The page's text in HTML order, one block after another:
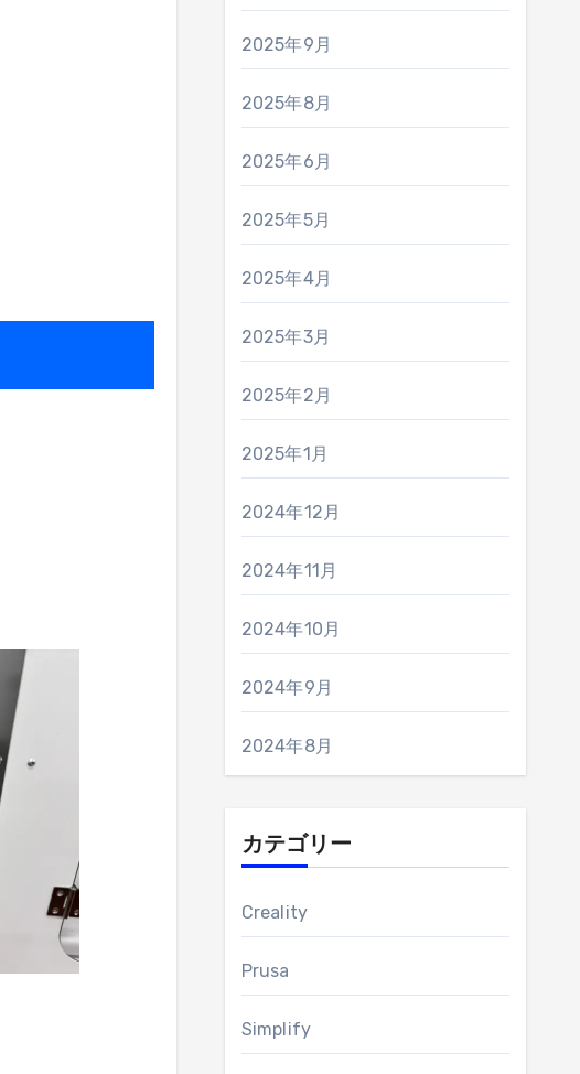
2025年9月
2025年8月
2025年6月
2025年5月
2025年4月
2025年3月
2025年2月
2025年1月
2024年12月
2024年11月
2024年10月
2024年9月
2024年8月
カテゴリー
Creality
Prusa
Simplify